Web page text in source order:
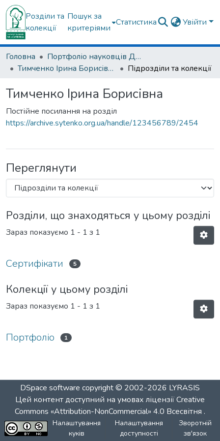
Розділи та
колекції
Пошук за
критеріями
Статистика Увійти
Головна
Портфоліо науковців ДУ "ІПХС ім. проф. М.І. Ситенка"
Тимченко Ірина Борисівна
Підрозділи та колекції
Тимченко Ірина Борисівна
Постійне посилання на розділ
https://archive.sytenko.org.ua/handle/123456789/2454
Переглянути
Розділи, що знаходяться у цьому розділі
Зараз показуємо 1 - 1 з 1
Сертифікати 5
Колекції у цьому розділі
Зараз показуємо 1 - 1 з 1
Портфоліо 1
DSpace software copyright © 2002-2026 LYRASIS
Цей контент доступний на умовах ліцензіїCreative
Commons «Attribution-NonCommercial» 4.0 Всесвітня .
Налаштування
куків
Налаштування
доступності
Зворотній
зв'язок